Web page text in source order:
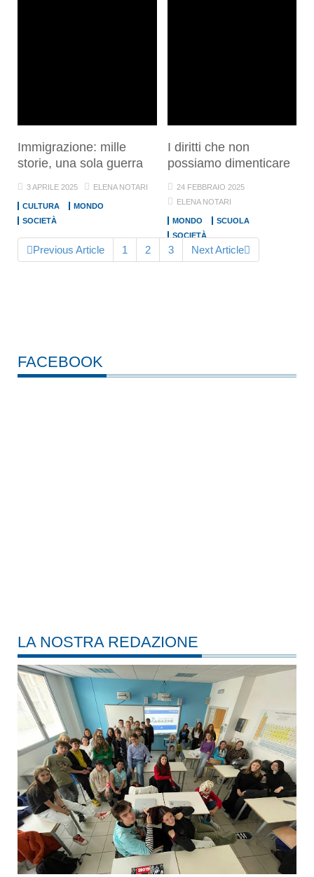
Immigrazione: mille
storie, una sola guerra
3 APRILE 2025 ELENA NOTARI
CULTURA
MONDO
SOCIETÀ
I diritti che non
possiamo dimenticare
24 FEBBRAIO 2025
ELENA NOTARI
MONDO
SCUOLA
SOCIETÀ
Previous Article 1 2 3 Next Article
FACEBOOK
LA NOSTRA REDAZIONE